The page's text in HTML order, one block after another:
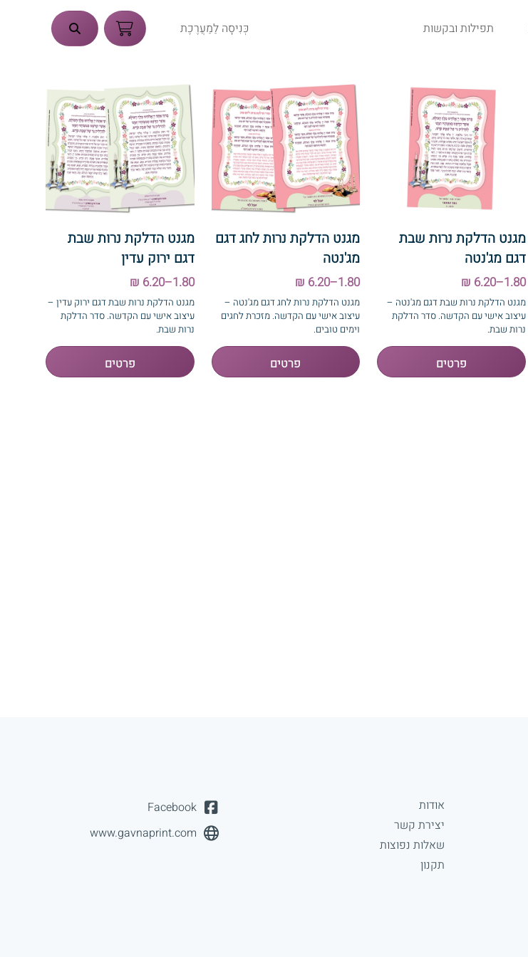
תפילות ובקשות כְּנִיסָה לַמַעֲרֶכֶת
מגנט הדלקת נרות שבת
דגם מג'נטה
1.80–6.20 ₪
מגנט הדלקת נרות שבת דגם מג'נטה –
עיצוב אישי עם הקדשה. סדר הדלקת
נרות שבת.
מגנט הדלקת נרות לחג דגם
מג'נטה
1.80–6.20 ₪
מגנט הדלקת נרות לחג דגם מג'נטה –
עיצוב אישי עם הקדשה. מזכרת לחגים
וימים טובים.
מגנט הדלקת נרות שבת
דגם ירוק עדין
1.80–6.20 ₪
מגנט הדלקת נרות שבת דגם ירוק עדין –
עיצוב אישי עם הקדשה. סדר הדלקת
נרות שבת.
אודות
יצירת קשר
שאלות נפוצות
תקנון
Facebook
www.gavnaprint.com